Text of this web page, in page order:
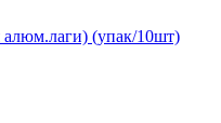
(упак/10шт)